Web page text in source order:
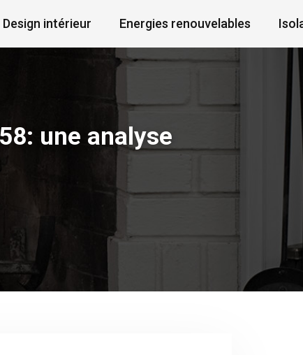
Design intérieur Energies renouvelables
une analyse